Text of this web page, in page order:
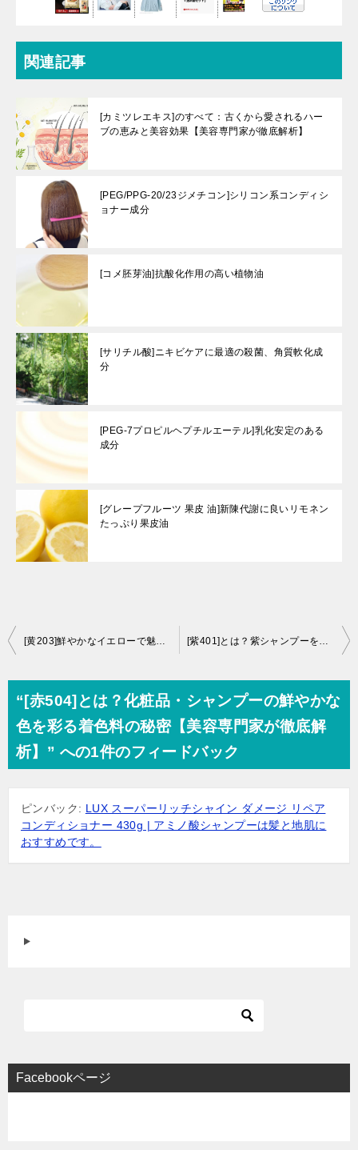
関連記事
[カミツレエキス]のすべて：古くから愛されるハー
ブの恵みと美容効果【美容専門家が徹底解析】
[PEG/PPG-20/23ジメチコン]シリコン系コンディシ
ョナー成分
[コメ胚芽油]抗酸化作用の高い植物油
[サリチル酸]ニキビケアに最適の殺菌、角質軟化成
分
[PEG-7プロピルヘプチルエーテル]乳化安定のある
成分
[グレープフルーツ 果皮 油]新陳代謝に良いリモネン
たっぷり果皮油
投
ビ
ゲ
ー
ョ
ン
[黄203]鮮やかなイエローで魅せる！化粧品・シャンプーの隠れた主役の秘密と安全性【専門家監修】 [紫401]とは？紫シャンプーを彩る着色料の秘密と役割【美容専門家が徹底解析】
“[赤504]とは？化粧品・シャンプーの鮮やかな
色を彩る着色料の秘密【美容専門家が徹底解
析】” への1件のフィードバック
ピンバック: LUX スーパーリッチシャイン ダメージ リペア
コンディショナー 430g | アミノ酸シャンプーは髪と地肌に
おすすめです。
Facebookページ